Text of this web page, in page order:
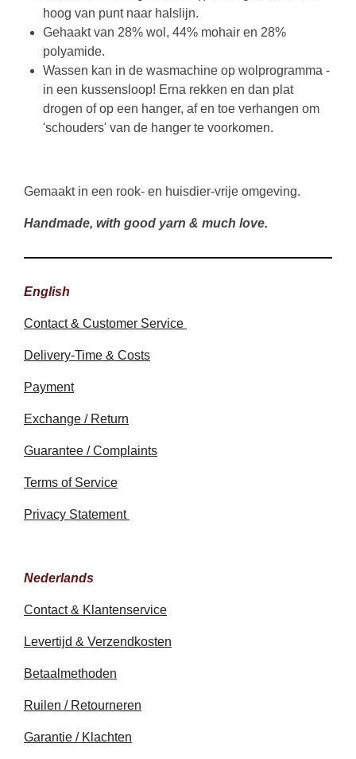
hoog van punt naar halslijn.
Gehaakt van 28% wol, 44% mohair en 28%
polyamide.
Wassen kan in de wasmachine op wolprogramma -
in een kussensloop! Erna rekken en dan plat
drogen of op een hanger, af en toe verhangen om
'schouders' van de hanger te voorkomen.
Gemaakt in een rook- en huisdier-vrije omgeving.
Handmade, with good yarn & much love.
English
Contact & Customer Service
Delivery-Time & Costs
Payment
Exchange / Return
Guarantee / Complaints
Terms of Service
Privacy Statement
Nederlands
Contact & Klantenservice
Levertijd & Verzendkosten
Betaalmethoden
Ruilen / Retourneren
Garantie / Klachten